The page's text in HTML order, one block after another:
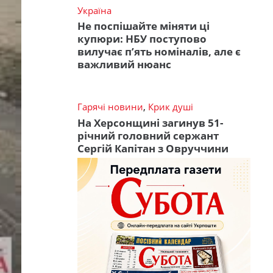
Україна
Не поспішайте міняти ці
купюри: НБУ поступово
вилучає п’ять номіналів, але є
важливий нюанс
Гарячі новини, Крик душі
На Херсонщині загинув 51-
річний головний сержант
Сергій Капітан з Овруччини